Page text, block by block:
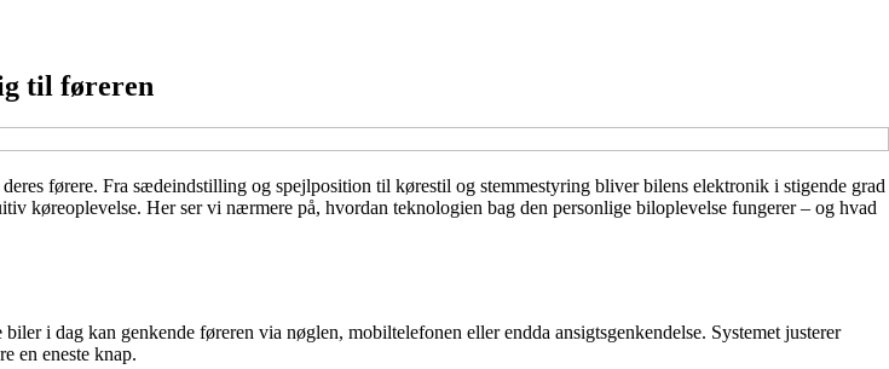
til føreren
førere. Fra sædeindstilling og spejlposition til kørestil og stemmestyring bliver bilens elektronik i stigende grad
køreoplevelse. Her ser vi nærmere på, hvordan teknologien bag den personlige biloplevelse fungerer – og hvad
i dag kan genkende føreren via nøglen, mobiltelefonen eller endda ansigtsgenkendelse. Systemet justerer
en eneste knap.